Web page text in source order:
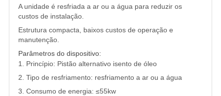
A unidade é resfriada a ar ou a água para reduzir os
custos de instalação.
Estrutura compacta, baixos custos de operação e
manutenção.
Parâmetros do dispositivo:
1. Princípio: Pistão alternativo isento de óleo
2. Tipo de resfriamento: resfriamento a ar ou a água
3. Consumo de energia: ≤55kw